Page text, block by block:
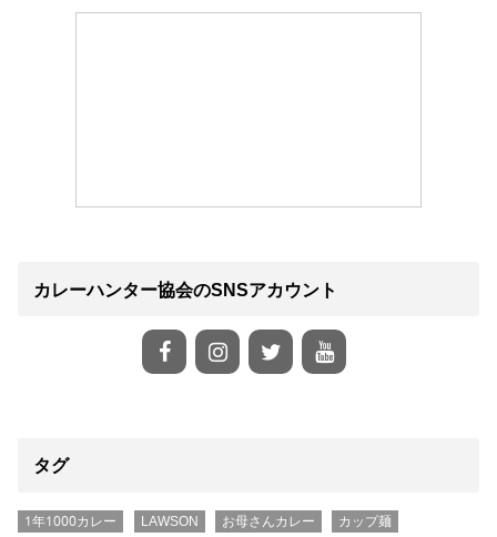
カレーハンター協会のSNSアカウント
タグ
1年1000カレー LAWSON お母さんカレー
カップ麺